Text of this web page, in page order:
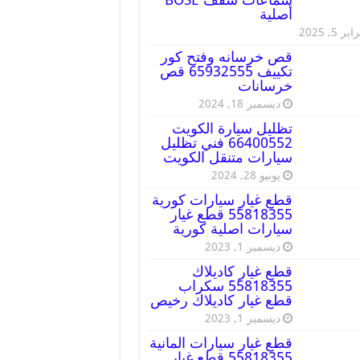
أصلية
5, 2025
قص خرسانه وفتح كور
تكييف 65932555 قص
خرسانات
ديسمبر 18, 2024
تظليل سيارة الكويت
66400552 فني تظليل
سيارات متنقل الكويت
يونيو 28, 2024
قطع غيار سيارات كورية
55818355 قطع غيار
سيارات اصلية كورية
ديسمبر 1, 2023
قطع غيار كاديلاك
55818355 سكراب
قطع غيار كاديلاك رخيص
ديسمبر 1, 2023
قطع غيار سيارات المانية